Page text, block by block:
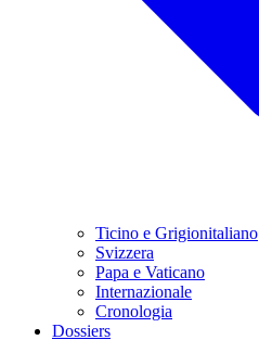
Ticino e Grigionitaliano
Svizzera
Papa e Vaticano
Internazionale
Cronologia
Dossiers